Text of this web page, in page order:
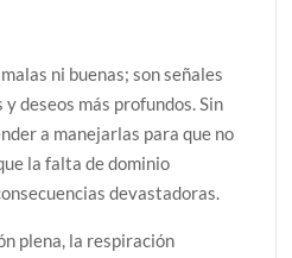
ni buenas; son señales
deseos más profundos. Sin
a manejarlas para que no
la falta de dominio
devastadoras.
plena, la respiración